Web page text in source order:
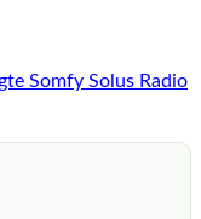
Somfy Solus Radio